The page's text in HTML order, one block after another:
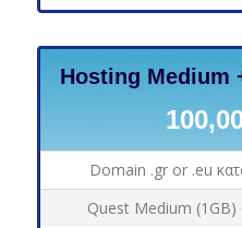
Hosting Medium
Domain .gr or .eu
Quest Medium (1GB)